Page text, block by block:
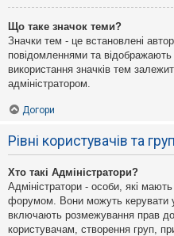
Що таке значок теми?
Значки тем - це встановлені
повідомленнями та відображають
використання значків тем
адміністратором.
Догори
Рівні користувачів та
Хто такі Адміністратори?
Адміністратори - особи, які
форумом. Вони можуть керувати
включають розмежування прав
користувачам, створення груп,